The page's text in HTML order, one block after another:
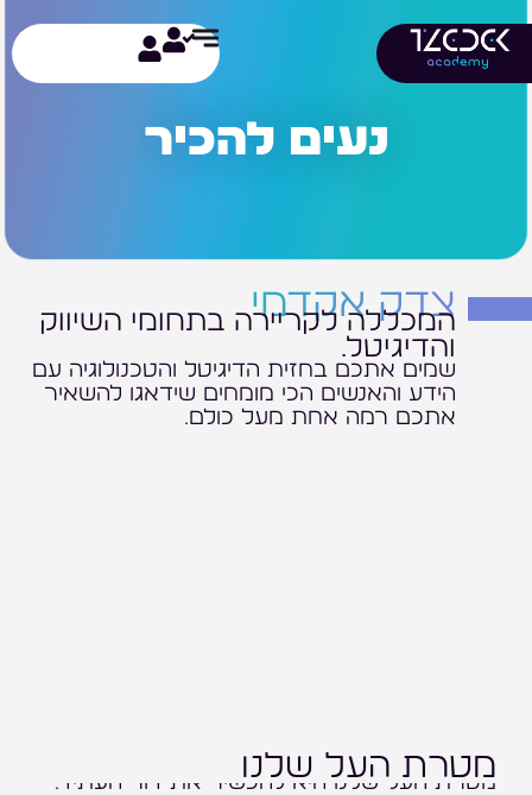
דילוג
לתוכן
נעים להכיר
צדק אקדמי
המכללה לקריירה בתחומי השיווק
והדיגיטל.
שמים אתכם בחזית הדיגיטל והטכנולוגיה עם
הידע והאנשים הכי מומחים שידאגו להשאיר
אתכם רמה אחת מעל כולם.
מטרת העל שלנו
מטרת העל שלנו היא להכשיר את דור העתיד.